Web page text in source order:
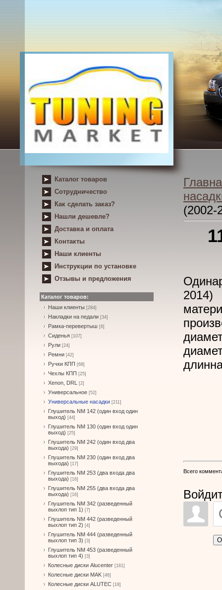
Каталог товаров
Сотрудничество
Как сделать заказ?
Нашли дешевле?
Доставка и оплата
Контакты
Наши клиенты
Инструкции по установке
Отзывы и предложения
Каталог товаров:
Наши клиенты [284]
Накладки на педали [34]
Рамка-перевертыш [6]
Сиденья [107]
Рули [24]
Ремни [42]
Ручки КПП [68]
Чехлы КПП [25]
Xenon, DRL [2]
Универсальное [52]
Универсальные насадки [211]
Глушитель NM 142 (один вход один
выход) [44]
Глушитель NM 130 (один вход один
выход) [25]
Глушитель NM 242 (один вход два
выхода) [29]
Глушитель NM 230 (один вход два
выхода) [17]
Глушитель NM 253 (два входа два
выхода) [16]
Глушитель NM 255 (два входа два
выхода) [16]
Глушитель NM 342 (разведенный
выхлоп тип 1) [7]
Глушитель NM 442 (разведенный
выхлоп тип 2) [4]
Глушитель NM 444 (разведенный
выхлоп тип 3) [3]
Глушитель NM 453 (разведенный
выхлоп тип 4) [3]
Колесные диски Alucenter [181]
Колесные диски MAK [46]
Колесные диски ALUTEC [18]
(2002-
2014)
Всего